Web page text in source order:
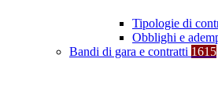
Tipologie di
Obblighi e
Bandi di gara e contratti 1615